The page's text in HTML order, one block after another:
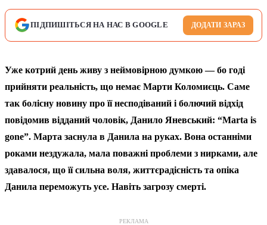
ПІДПИШІТЬСЯ НА НАС В GOOGLE ДОДАТИ ЗАРАЗ
Уже котрий день живу з неймовірною думкою — бо годі
прийняти реальність, що немає Марти Коломиєць. Саме
так болісну новину про її несподіваний і болючий відхід
повідомив відданий чоловік, Данило Яневський: “Marta is
gone”. Марта заснула в Данила на руках. Вона останніми
роками нездужала, мала поважні проблеми з нирками, але
здавалося, що її сильна воля, життєрадісність та опіка
Данила переможуть усе. Навіть загрозу смерті.
РЕКЛАМА